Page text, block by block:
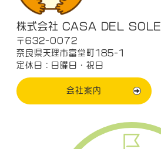
株式会社 CASA DEL SOLE
〒632-0072
奈良県天理市富堂町185-1
定休日：日曜日・祝日
会社案内